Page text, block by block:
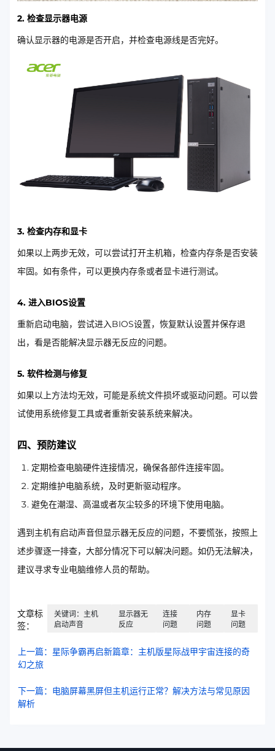
2. 检查显示器电源
确认显示器的电源是否开启，并检查电源线是否完好。
3. 检查内存和显卡
如果以上两步无效，可以尝试打开主机箱，检查内存条是否安装
牢固。如有条件，可以更换内存条或者显卡进行测试。
4. 进入BIOS设置
重新启动电脑，尝试进入BIOS设置，恢复默认设置并保存退
出，看是否能解决显示器无反应的问题。
5. 软件检测与修复
如果以上方法均无效，可能是系统文件损坏或驱动问题。可以尝
试使用系统修复工具或者重新安装系统来解决。
四、预防建议
定期检查电脑硬件连接情况，确保各部件连接牢固。
定期维护电脑系统，及时更新驱动程序。
避免在潮湿、高温或者灰尘较多的环境下使用电脑。
遇到主机有启动声音但显示器无反应的问题，不要慌张，按照上
述步骤逐一排查，大部分情况下可以解决问题。如仍无法解决，
建议寻求专业电脑维修人员的帮助。
文章标
签：
关键词：主机
启动声音
显示器无
反应
连接
问题
内存
问题
显卡
问题
上一篇：星际争霸再启新篇章：主机版星际战甲宇宙连接的奇
幻之旅
下一篇：电脑屏幕黑屏但主机运行正常？解决方法与常见原因
解析